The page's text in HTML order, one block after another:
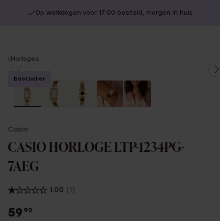
Op werkdagen voor 17:00 besteld, morgen in huis
You
here:
Horloges
Bestseller
Casio
CASIO HORLOGE LTP-1234PG-
7AEG
1.00 (1)
59 90